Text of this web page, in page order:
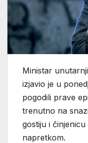
Ministar
izjavio je u
pogodili prave
trenutno na
gostiju i
napretkom.